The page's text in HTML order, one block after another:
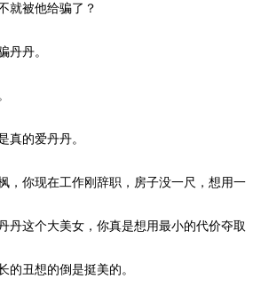
就被他给骗了？
丹丹。
真的爱丹丹。
，你现在工作刚辞职，房子没一尺，想用一
丹这个大美女，你真是想用最小的代价夺取
的丑想的倒是挺美的。